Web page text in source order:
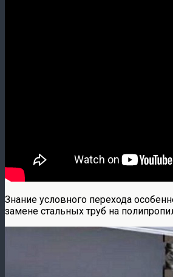
Знание условного перехода
замене стальных труб на